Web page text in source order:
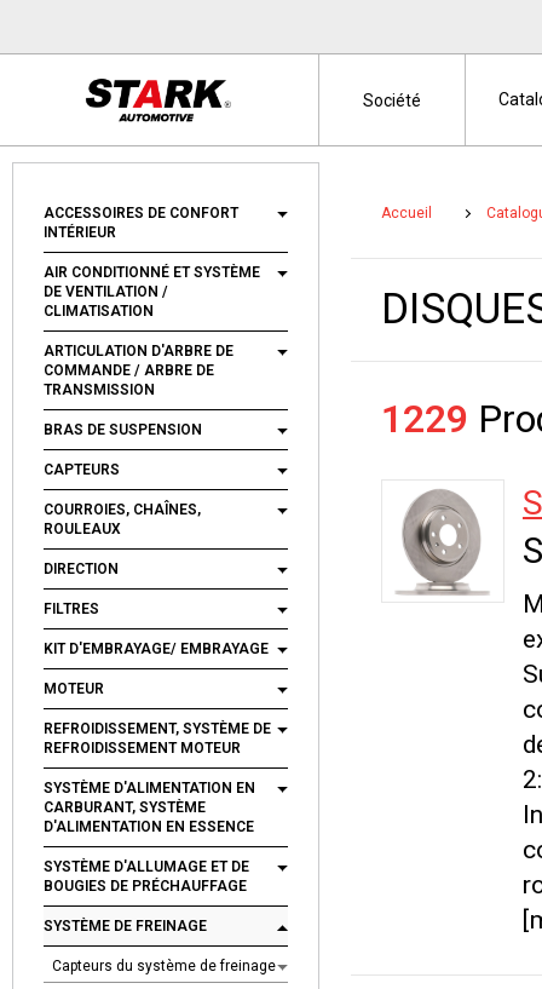
ACCESSOIRES DE CONFORT
INTÉRIEUR
AIR CONDITIONNÉ ET SYSTÈME
DE VENTILATION /
CLIMATISATION
ARTICULATION D'ARBRE DE
COMMANDE / ARBRE DE
TRANSMISSION
BRAS DE SUSPENSION
CAPTEURS
COURROIES, CHAÎNES,
ROULEAUX
DIRECTION
FILTRES
KIT D'EMBRAYAGE/ EMBRAYAGE
MOTEUR
REFROIDISSEMENT, SYSTÈME DE
REFROIDISSEMENT MOTEUR
SYSTÈME D'ALIMENTATION EN
CARBURANT, SYSTÈME
D'ALIMENTATION EN ESSENCE
SYSTÈME D'ALLUMAGE ET DE
BOUGIES DE PRÉCHAUFFAGE
SYSTÈME DE FREINAGE
Capteurs du système de freinage
Accueil
1229
Société